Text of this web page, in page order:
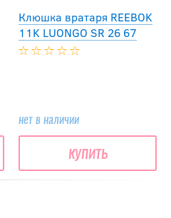
Клюшка вратаря REEBOK
11K LUONGO SR 26 67
нет в наличии
купить